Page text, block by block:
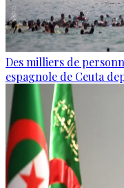
Des milliers de
espagnole de Ceuta